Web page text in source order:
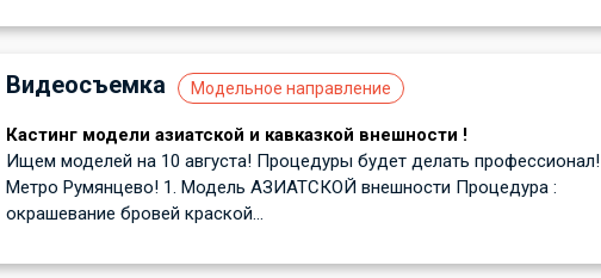
Видеосъемка Модельное направление
Кастинг модели азиатской и кавказкой внешности !
Ищем моделей на 10 августа! Процедуры будет делать профессионал!
Метро Румянцево! 1. Модель АЗИАТСКОЙ внешности Процедура :
окрашевание бровей краской...